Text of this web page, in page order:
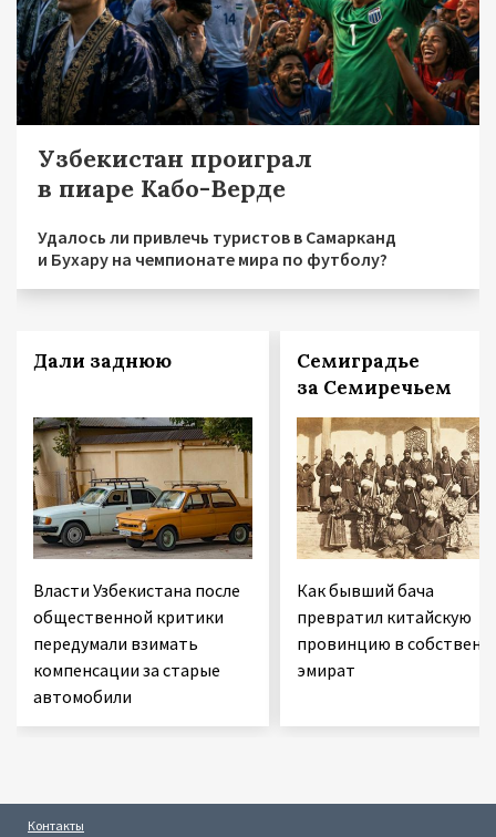
Узбекистан проиграл
в пиаре Кабо-Верде
Удалось ли привлечь туристов в Самарканд
и Бухару на чемпионате мира по футболу?
Дали заднюю
Власти Узбекистана после
общественной критики
передумали взимать
компенсации за старые
автомобили
Семиградье
за Семиречьем
Как бывший бача
превратил китайскую
провинцию в
эмират
Контакты